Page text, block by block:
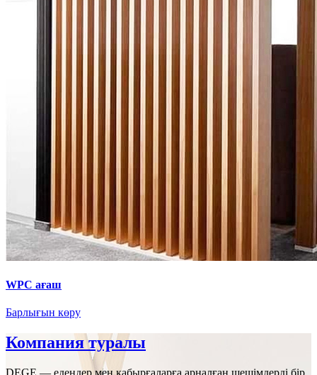
WPC ағаш
Барлығын көру
Компания туралы
DEGE — едендер мен қабырғаларға арналған шешімдерді бір